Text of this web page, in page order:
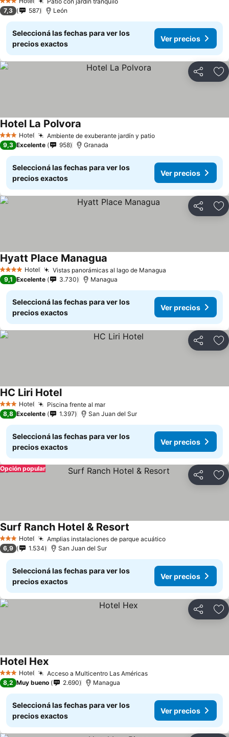
3 Estrellas
7,3
587 León
Seleccioná las fechas para ver los
precios exactos
Ver precios
Compartir
3 Estrellas
Hotel Ambiente de exuberante jardín y patio
Hotel La Polvora
9,3 Excelente 958 Granada
Seleccioná las fechas para ver los
precios exactos
Ver precios
Compartir
4 EstrellasHotel Vistas panorámicas al lago de Managua
Hyatt Place Managua
9,1 Excelente 3.730 Managua
Seleccioná las fechas para ver los
precios exactos
Ver precios
Compartir
3 Estrellas
Hotel Piscina frente al mar
HC Liri Hotel
8,8 Excelente 1.397 San Juan del Sur
Seleccioná las fechas para ver los
precios exactos
Ver precios
Compartir
Opción popular
3 Estrellas
Hotel Amplias instalaciones de parque acuático
Surf Ranch Hotel & Resort
6,9 1.534 San Juan del Sur
Seleccioná las fechas para ver los
precios exactos
Ver precios
Compartir
3 Estrellas
Hotel Acceso a Multicentro Las Américas
Hotel Hex
8,2 Muy bueno 2.690 Managua
Seleccioná las fechas para ver los
precios exactos
Ver precios